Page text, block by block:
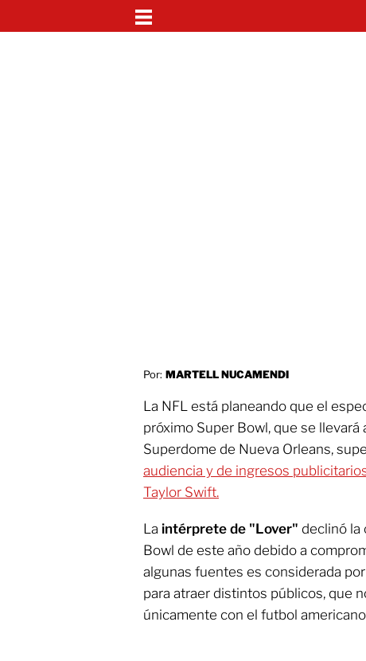
Por: MARTELL NUCAMENDI
La NFL está planeando que el
próximo Super Bowl, que se
Superdome de Nueva Orleans,
audiencia y de ingresos
Taylor Swift.
La intérprete de "Lover" declinó la
Bowl de este año debido a
algunas fuentes es considerada
para atraer distintos públicos, que
únicamente con el futbol